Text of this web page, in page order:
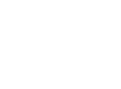
natuur die voortkomt uit
geven.